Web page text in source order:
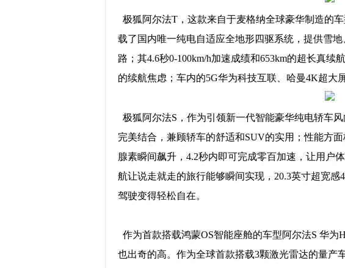
极狐阿尔法T，这款来自于麦格纳全球豪华制造的
载了国内唯一纯电自适应全地形四驱系统，提供雪
路；其4.6秒0-100km/h加速成绩和653km的超长真
的续航焦虑；车内的5G华为科技互联、哈曼4K超大
极狐阿尔法S，作为引领新一代智能豪华纯电轿车
完美结合，兼顾轿车的舒适和SUV的实用；性能方
腺素瞬间飙升，4.2秒内即可完成零百加速，让用户
航让说走就走的旅行能够瞬间实现，20.3英寸超宽
驾驶变得轻松自在。
作为首款搭载鸿蒙OS智能座舱的车型阿尔法S 华
也出奇的高。作为全球首款搭载3颗激光雷达的量产